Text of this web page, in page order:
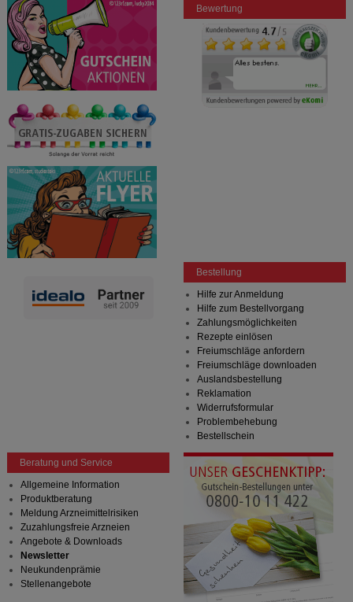
Bewertung
Bestellung
Hilfe zur Anmeldung
Hilfe zum Bestellvorgang
Zahlungsmöglichkeiten
Rezepte einlösen
Freiumschläge anfordern
Freiumschläge downloaden
Auslandsbestellung
Reklamation
Widerrufsformular
Problembehebung
Bestellschein
Beratung und Service
Allgemeine Information
Produktberatung
Meldung Arzneimittelrisiken
Zuzahlungsfreie Arzneien
Angebote & Downloads
Newsletter
Neukundenprämie
Stellenangebote